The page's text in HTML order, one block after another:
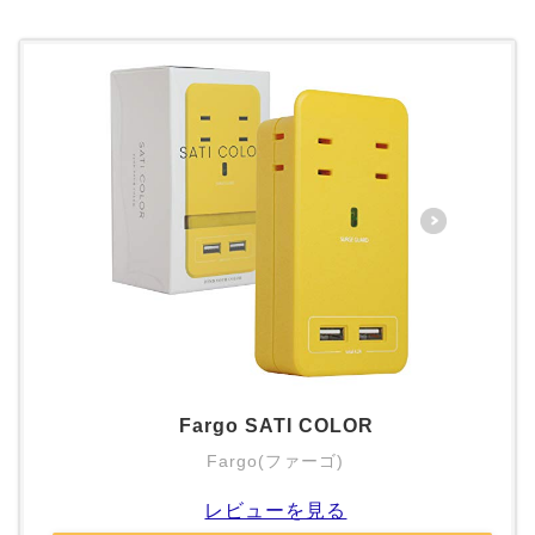
Fargo SATI COLOR
Fargo(ファーゴ)
レビューを見る